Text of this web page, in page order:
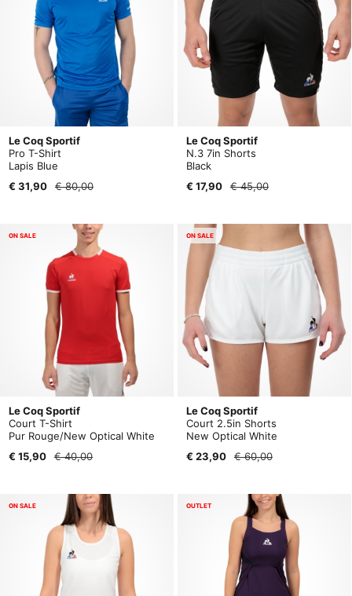
Le Coq Sportif
Pro T-Shirt
Lapis Blue
€ 31,90
€ 80,00
Le Coq Sportif
N.3 7in Shorts
Black
€ 17,90
€ 45,00
ON SALE
Le Coq Sportif
Court T-Shirt
Pur Rouge/New Optical White
€ 15,90
€ 40,00
ON SALE
Le Coq Sportif
Court 2.5in Shorts
New Optical White
€ 23,90
€ 60,00
ON SALE OUTLET